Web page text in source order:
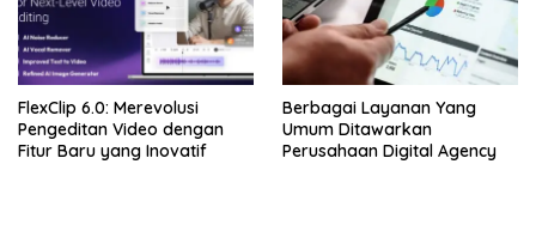
FlexClip 6.0: Merevolusi
Pengeditan Video dengan
Fitur Baru yang Inovatif
Berbagai Layanan Yang
Umum Ditawarkan
Perusahaan Digital Agency